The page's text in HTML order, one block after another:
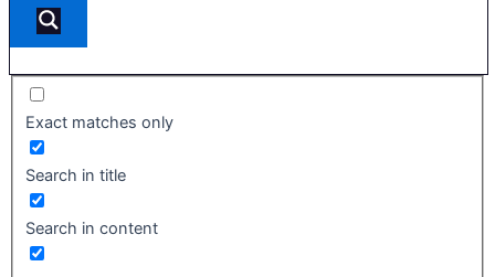
Exact matches only
Search in title
Search in content